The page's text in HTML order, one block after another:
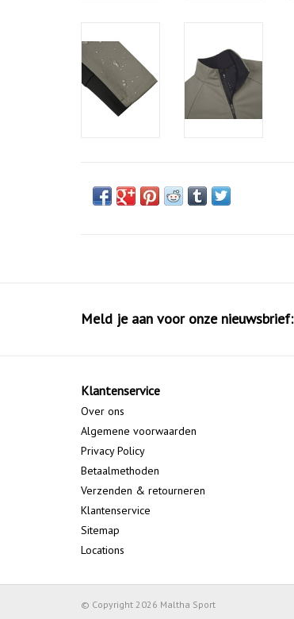
Meld je aan voor onze nieuwsbrief:
Klantenservice
Over ons
Algemene voorwaarden
Privacy Policy
Betaalmethoden
Verzenden & retourneren
Klantenservice
Sitemap
Locations
© Copyright 2026 Maltha Sport